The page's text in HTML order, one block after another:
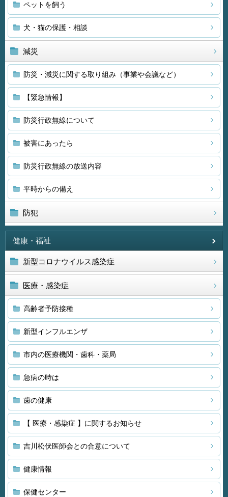
ペットを飼う
犬・猫の保護・相談
減災
防災・減災に関する取り組み（事業や会議など）
【緊急情報】
防災行政無線について
被害にあったら
防災行政無線の放送内容
平時からの備え
防犯
健康・福祉
新型コロナウイルス感染症
医療・感染症
高齢者予防接種
新型インフルエンザ
市内の医療機関・歯科・薬局
急病の時は
歯の健康
【 医療・感染症 】に関するお知らせ
吉川松伏医師会との合意について
健康情報
保健センター